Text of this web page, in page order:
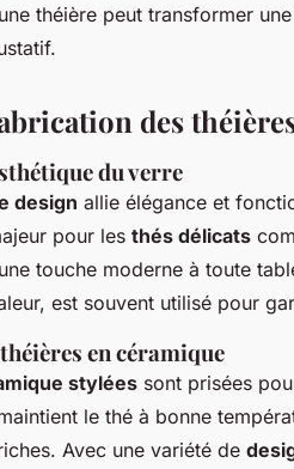
théière peut transformer
des
du verre
design allie élégance et
pour les thés délicats
touche moderne à toute
est souvent utilisé pour
en céramique
stylées sont prisées
le thé à bonne
Avec une variété de